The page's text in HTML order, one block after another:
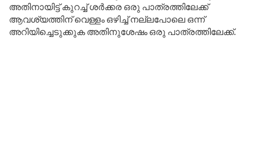
അതിനായിട്ട് കുറച്ച് ശർക്കര ഒരു പാത്രത്തിലേക്ക്
ആവശ്യത്തിന് വെള്ളം ഒഴിച്ച് നല്ലപോലെ ഒന്ന്
അറിയിച്ചെടുക്കുക അതിനുശേഷം ഒരു പാത്രത്തിലേക്ക്.